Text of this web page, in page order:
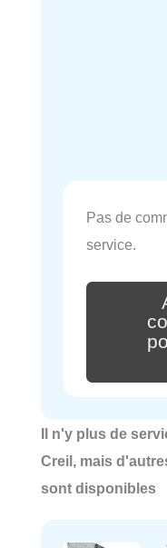
Pas de
service.
Il n'y plus de
Creil, mais
sont disponibles